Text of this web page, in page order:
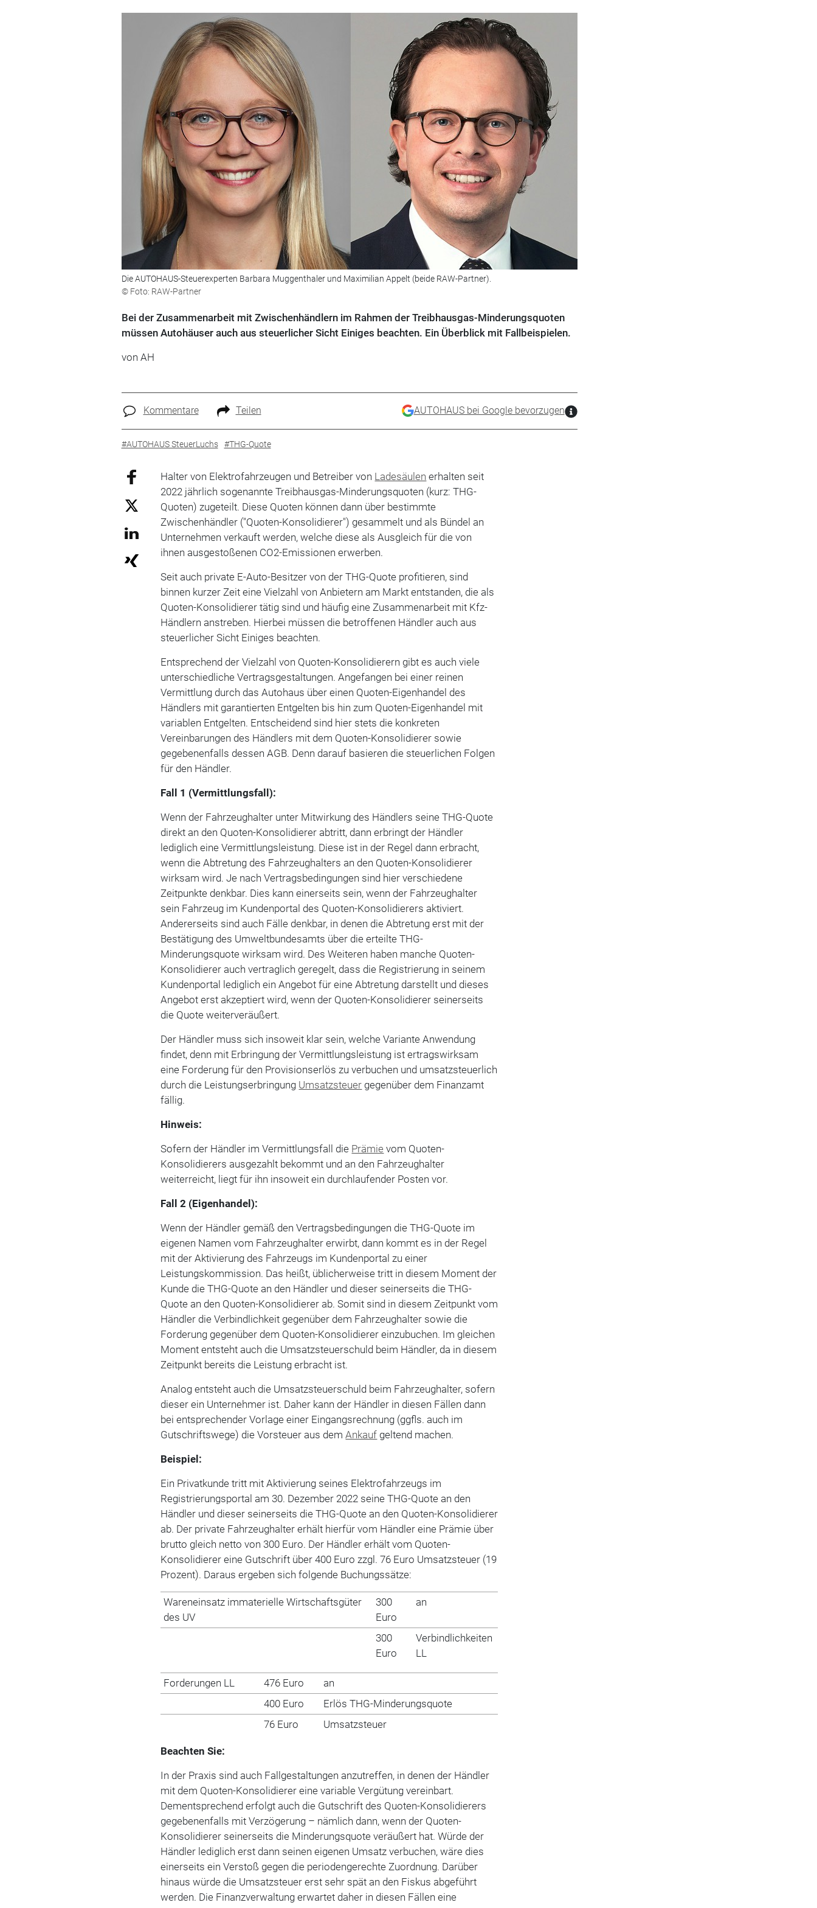
Die AUTOHAUS-Steuerexperten Barbara Muggenthaler und Maximilian Appelt (beide RAW-Partner).
© Foto: RAW-Partner
Bei der Zusammenarbeit mit Zwischenhändlern im Rahmen der Treibhausgas-Minderungsquoten
müssen Autohäuser auch aus steuerlicher Sicht Einiges beachten. Ein Überblick mit Fallbeispielen.
von AH
Kommentare Teilen AUTOHAUS bei Google bevorzugen
#AUTOHAUS SteuerLuchs #THG-Quote
Halter von Elektrofahrzeugen und Betreiber von Ladesäulen erhalten seit
2022 jährlich sogenannte Treibhausgas-Minderungsquoten (kurz: THG-
Quoten) zugeteilt. Diese Quoten können dann über bestimmte
Zwischenhändler ("Quoten-Konsolidierer") gesammelt und als Bündel an
Unternehmen verkauft werden, welche diese als Ausgleich für die von
ihnen ausgestoßenen CO2-Emissionen erwerben.
Seit auch private E-Auto-Besitzer von der THG-Quote profitieren, sind
binnen kurzer Zeit eine Vielzahl von Anbietern am Markt entstanden, die als
Quoten-Konsolidierer tätig sind und häufig eine Zusammenarbeit mit Kfz-
Händlern anstreben. Hierbei müssen die betroffenen Händler auch aus
steuerlicher Sicht Einiges beachten.
Entsprechend der Vielzahl von Quoten-Konsolidierern gibt es auch viele
unterschiedliche Vertragsgestaltungen. Angefangen bei einer reinen
Vermittlung durch das Autohaus über einen Quoten-Eigenhandel des
Händlers mit garantierten Entgelten bis hin zum Quoten-Eigenhandel mit
variablen Entgelten. Entscheidend sind hier stets die konkreten
Vereinbarungen des Händlers mit dem Quoten-Konsolidierer sowie
gegebenenfalls dessen AGB. Denn darauf basieren die steuerlichen Folgen
für den Händler.
Fall 1 (Vermittlungsfall):
Wenn der Fahrzeughalter unter Mitwirkung des Händlers seine THG-Quote
direkt an den Quoten-Konsolidierer abtritt, dann erbringt der Händler
lediglich eine Vermittlungsleistung. Diese ist in der Regel dann erbracht,
wenn die Abtretung des Fahrzeughalters an den Quoten-Konsolidierer
wirksam wird. Je nach Vertragsbedingungen sind hier verschiedene
Zeitpunkte denkbar. Dies kann einerseits sein, wenn der Fahrzeughalter
sein Fahrzeug im Kundenportal des Quoten-Konsolidierers aktiviert.
Andererseits sind auch Fälle denkbar, in denen die Abtretung erst mit der
Bestätigung des Umweltbundesamts über die erteilte THG-
Minderungsquote wirksam wird. Des Weiteren haben manche Quoten-
Konsolidierer auch vertraglich geregelt, dass die Registrierung in seinem
Kundenportal lediglich ein Angebot für eine Abtretung darstellt und dieses
Angebot erst akzeptiert wird, wenn der Quoten-Konsolidierer seinerseits
die Quote weiterveräußert.
Der Händler muss sich insoweit klar sein, welche Variante Anwendung
findet, denn mit Erbringung der Vermittlungsleistung ist ertragswirksam
eine Forderung für den Provisionserlös zu verbuchen und umsatzsteuerlich
durch die Leistungserbringung Umsatzsteuer gegenüber dem Finanzamt
fällig.
Hinweis:
Sofern der Händler im Vermittlungsfall die Prämie vom Quoten-
Konsolidierers ausgezahlt bekommt und an den Fahrzeughalter
weiterreicht, liegt für ihn insoweit ein durchlaufender Posten vor.
Fall 2 (Eigenhandel):
Wenn der Händler gemäß den Vertragsbedingungen die THG-Quote im
eigenen Namen vom Fahrzeughalter erwirbt, dann kommt es in der Regel
mit der Aktivierung des Fahrzeugs im Kundenportal zu einer
Leistungskommission. Das heißt, üblicherweise tritt in diesem Moment der
Kunde die THG-Quote an den Händler und dieser seinerseits die THG-
Quote an den Quoten-Konsolidierer ab. Somit sind in diesem Zeitpunkt vom
Händler die Verbindlichkeit gegenüber dem Fahrzeughalter sowie die
Forderung gegenüber dem Quoten-Konsolidierer einzubuchen. Im gleichen
Moment entsteht auch die Umsatzsteuerschuld beim Händler, da in diesem
Zeitpunkt bereits die Leistung erbracht ist.
Analog entsteht auch die Umsatzsteuerschuld beim Fahrzeughalter, sofern
dieser ein Unternehmer ist. Daher kann der Händler in diesen Fällen dann
bei entsprechender Vorlage einer Eingangsrechnung (ggfls. auch im
Gutschriftswege) die Vorsteuer aus demAnkauf geltend machen.
Beispiel:
Ein Privatkunde tritt mit Aktivierung seines Elektrofahrzeugs im
Registrierungsportal am 30. Dezember 2022 seine THG-Quote an den
Händler und dieser seinerseits die THG-Quote an den Quoten-Konsolidierer
ab. Der private Fahrzeughalter erhält hierfür vom Händler eine Prämie über
brutto gleich netto von 300 Euro. Der Händler erhält vom Quoten-
Konsolidierer eine Gutschrift über 400 Euro zzgl. 76 Euro Umsatzsteuer (19
Prozent). Daraus ergeben sich folgende Buchungssätze:
Wareneinsatz immaterielle Wirtschaftsgüter
des UV
300
Euro
an
300
Euro
Verbindlichkeiten
LL
Forderungen LL 476 Euro
an
400 Euro
Erlös THG-Minderungsquote
76 Euro
Umsatzsteuer
Beachten Sie:
In der Praxis sind auch Fallgestaltungen anzutreffen, in denen der Händler
mit dem Quoten-Konsolidierer eine variable Vergütung vereinbart.
Dementsprechend erfolgt auch die Gutschrift des Quoten-Konsolidierers
gegebenenfalls mit Verzögerung – nämlich dann, wenn der Quoten-
Konsolidierer seinerseits die Minderungsquote veräußert hat. Würde der
Händler lediglich erst dann seinen eigenen Umsatz verbuchen, wäre dies
einerseits ein Verstoß gegen die periodengerechte Zuordnung. Darüber
hinaus würde die Umsatzsteuer erst sehr spät an den Fiskus abgeführt
werden. Die Finanzverwaltung erwartet daher in diesen Fällen eine